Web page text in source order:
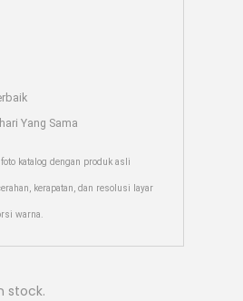
Yang Sama
katalog dengan produk asli
kerapatan, dan resolusi layar
warna.
stock.